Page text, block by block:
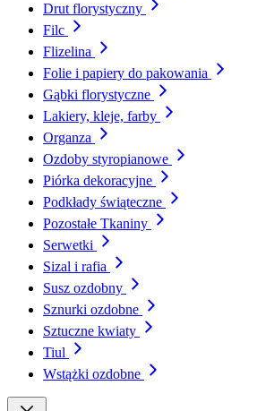
Drut florystyczny
Filc
Flizelina
Folie i papiery do pakowania
Gąbki florystyczne
Lakiery, kleje, farby
Organza
Ozdoby styropianowe
Piórka dekoracyjne
Podkłady świąteczne
Pozostałe Tkaniny
Serwetki
Sizal i rafia
Susz ozdobny
Sznurki ozdobne
Sztuczne kwiaty
Tiul
Wstążki ozdobne